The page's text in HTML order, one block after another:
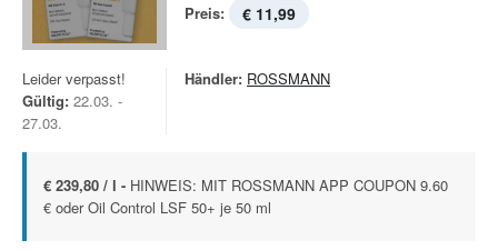
Preis: € 11,99
Leider verpasst!
Gültig: 22.03. -
27.03.
Händler: ROSSMANN
€ 239,80 / l - HINWEIS: MIT ROSSMANN APP COUPON 9.60
€ oder Oil Control LSF 50+ je 50 ml